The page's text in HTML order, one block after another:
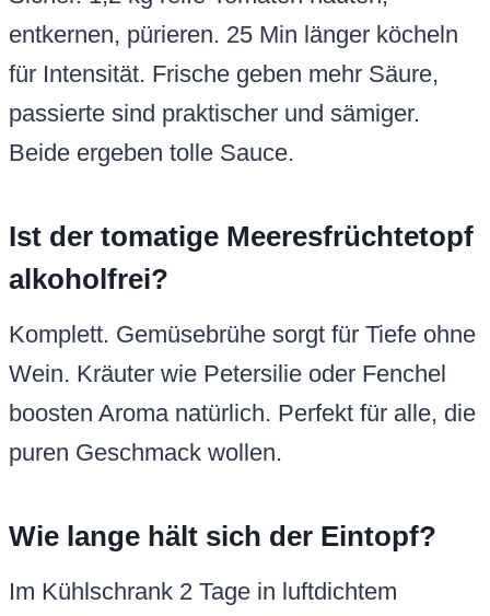
entkernen, pürieren. 25 Min länger köcheln
für Intensität. Frische geben mehr Säure,
passierte sind praktischer und sämiger.
Beide ergeben tolle Sauce.
Ist der tomatige Meeresfrüchtetopf
alkoholfrei?
Komplett. Gemüsebrühe sorgt für Tiefe ohne
Wein. Kräuter wie Petersilie oder Fenchel
boosten Aroma natürlich. Perfekt für alle, die
puren Geschmack wollen.
Wie lange hält sich der Eintopf?
Im Kühlschrank 2 Tage in luftdichtem